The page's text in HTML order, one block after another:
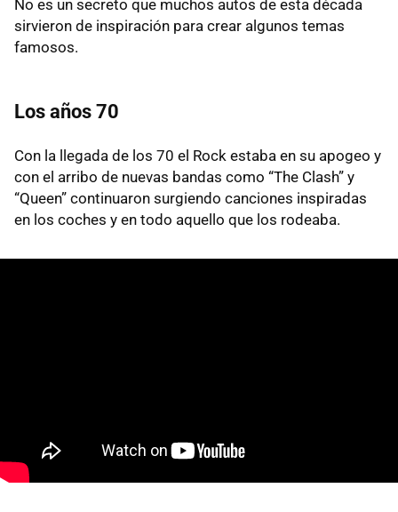
No es un secreto que muchos autos de esta década
sirvieron de inspiración para crear algunos temas
famosos.
Los años 70
Con la llegada de los 70 el Rock estaba en su apogeo y
con el arribo de nuevas bandas como “The Clash” y
“Queen” continuaron surgiendo canciones inspiradas
en los coches y en todo aquello que los rodeaba.